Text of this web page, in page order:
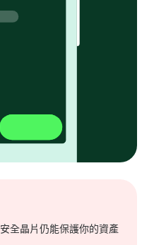
全晶片仍能保護你的資產